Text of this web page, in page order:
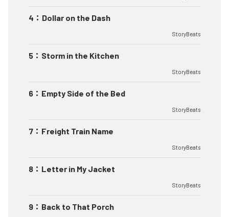
4 ： Dollar on the Dash
StoryBeats
5 ： Storm in the Kitchen
StoryBeats
6 ： Empty Side of the Bed
StoryBeats
7 ： Freight Train Name
StoryBeats
8 ： Letter in My Jacket
StoryBeats
9 ： Back to That Porch